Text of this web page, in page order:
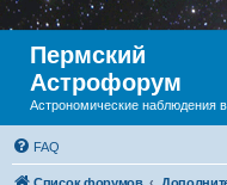
Пермский
Астрофорум
Астрономические наблюдения
FAQ
Список форумов